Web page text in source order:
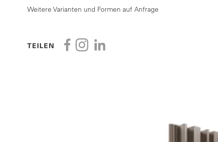
Weitere Varianten und Formen auf Anfrage
TEILEN